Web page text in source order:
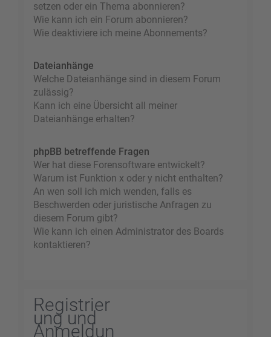
setzen oder ein Thema abonnieren?
Wie kann ich ein Forum abonnieren?
Wie deaktiviere ich meine Abonnements?
Dateianhänge
Welche Dateianhänge sind in diesem Forum
zulässig?
Kann ich eine Übersicht all meiner
Dateianhänge erhalten?
phpBB betreffende Fragen
Wer hat diese Forensoftware entwickelt?
Warum ist Funktion x oder y nicht enthalten?
An wen soll ich mich wenden, falls es
Beschwerden oder juristische Anfragen zu
diesem Forum gibt?
Wie kann ich einen Administrator des Boards
kontaktieren?
Registrier
ung und
Anmeldun